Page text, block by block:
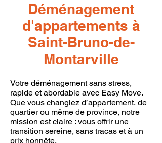
Déménagement
d'appartements à
Saint-Bruno-de-
Montarville
Votre déménagement sans stress,
rapide et abordable avec Easy Move.
Que vous changiez d’appartement, de
quartier ou même de province, notre
mission est claire : vous offrir une
transition sereine, sans tracas et à un
prix honnête.